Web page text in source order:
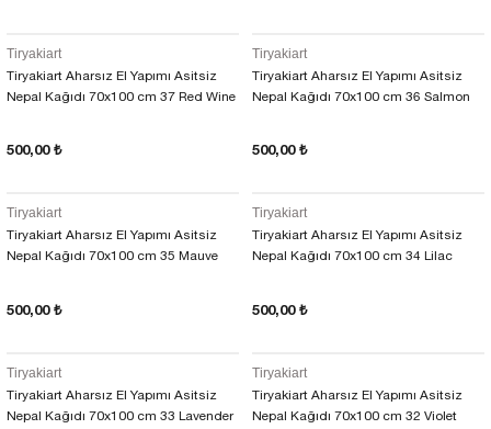
Tiryakiart
Tiryakiart Aharsız El Yapımı Asitsiz
Nepal Kağıdı 70x100 cm 37 Red Wine
500,00 ₺
Tiryakiart
Tiryakiart Aharsız El Yapımı Asitsiz
Nepal Kağıdı 70x100 cm 36 Salmon
500,00 ₺
Tiryakiart
Tiryakiart Aharsız El Yapımı Asitsiz
Nepal Kağıdı 70x100 cm 35 Mauve
500,00 ₺
Tiryakiart
Tiryakiart Aharsız El Yapımı Asitsiz
Nepal Kağıdı 70x100 cm 34 Lilac
500,00 ₺
Tiryakiart
Tiryakiart Aharsız El Yapımı Asitsiz
Nepal Kağıdı 70x100 cm 33 Lavender
Tiryakiart
Tiryakiart Aharsız El Yapımı Asitsiz
Nepal Kağıdı 70x100 cm 32 Violet